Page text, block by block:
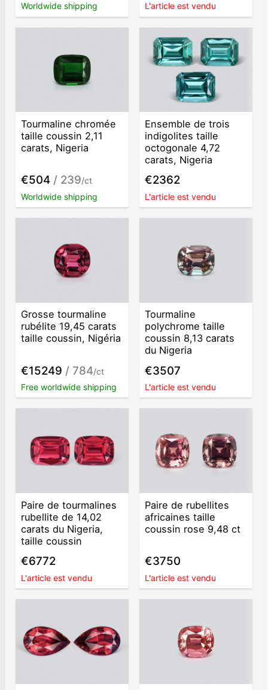
Worldwide shipping
L'article est vendu
Tourmaline chromée
taille coussin 2,11
carats, Nigeria
€504 / 239/ct
Worldwide shipping
Ensemble de trois
indigolites taille
octogonale 4,72
carats, Nigeria
€2362
L'article est vendu
Grosse tourmaline
rubélite 19,45 carats
taille coussin, Nigéria
€15249 / 784/ct
Free worldwide shipping
Tourmaline
polychrome taille
coussin 8,13 carats
du Nigeria
€3507
L'article est vendu
Paire de tourmalines
rubellite de 14,02
carats du Nigeria,
taille coussin
€6772
L'article est vendu
Paire de rubellites
africaines taille
coussin rose 9,48 ct
€3750
L'article est vendu